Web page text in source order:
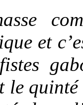
et
le